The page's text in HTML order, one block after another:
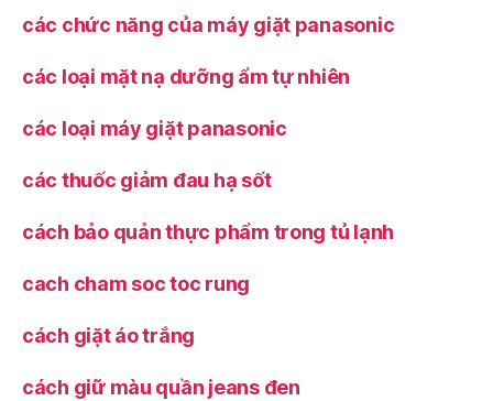
các chức năng của máy giặt panasonic
các loại mặt nạ dưỡng ẩm tự nhiên
các loại máy giặt panasonic
các thuốc giảm đau hạ sốt
cách bảo quản thực phẩm trong tủ lạnh
cach cham soc toc rung
cách giặt áo trắng
cách giữ màu quần jeans đen